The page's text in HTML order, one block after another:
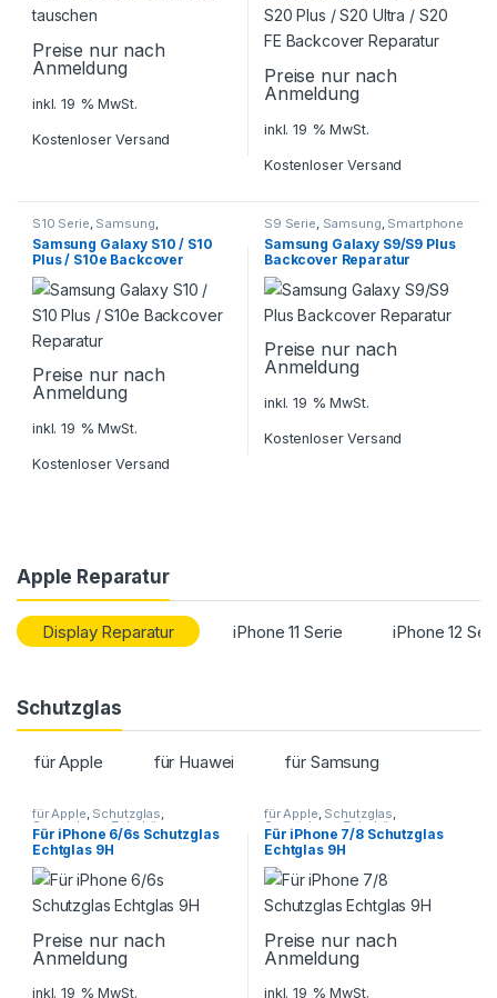
Preise nur nach
Anmeldung
inkl. 19 % MwSt.
Kostenloser Versand
Preise nur nach
Anmeldung
inkl. 19 % MwSt.
Kostenloser Versand
S10 Serie Samsung
Smartphone Reparatur
Samsung Galaxy S10 / S10
Plus / S10e Backcover
Reparatur
Preise nur nach
Anmeldung
inkl. 19 % MwSt.
Kostenloser Versand
S9 Serie Samsung Smartphone
Reparatur
Samsung Galaxy S9/S9 Plus
Backcover Reparatur
Preise nur nach
Anmeldung
inkl. 19 % MwSt.
Kostenloser Versand
Apple Reparatur
Display Reparatur iPhone 11 Serie iPhone 12
Schutzglas
für Apple für Huawei für Samsung
für Apple, Schutzglas,
Smartphone Zubehör
Für iPhone 6/6s Schutzglas
Echtglas 9H
Preise nur nach
Anmeldung
inkl. 19 % MwSt.
für Apple, Schutzglas,
Smartphone Zubehör
Für iPhone 7/8 Schutzglas
Echtglas 9H
Preise nur nach
Anmeldung
inkl. 19 % MwSt.